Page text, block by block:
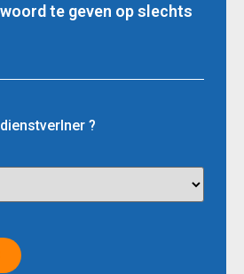
te geven op slechts
?